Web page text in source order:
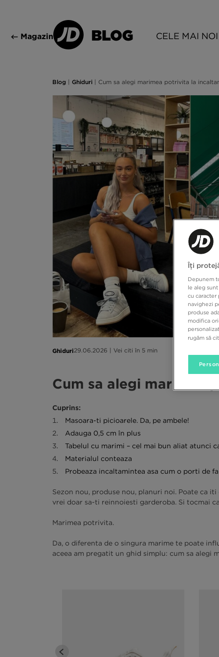
Magazin CELE MAI NOI
Blog | Ghiduri| Cum sa alegi marimea potrivita la
Ghiduri29.06.2026 | Vei citi în 5 min
Cum sa alegi marimea
Cuprins:
Masoara-ti picioarele. Da, pe ambele!
Adauga 0,5 cm în plus
Tabelul cu marimi – cel mai bun aliat atunci
Materialul conteaza
Probeaza incaltamintea asa cum o porti de
Sezon nou, produse nou, planuri noi. Poate ca
vrei doar sa-ti reinnoiesti garderoba. Si tocmai
Marimea potrivita.
Da, o diferenta de o singura marime te poate
aceea am pregatit un ghid simplu: cum sa alegi
Îți
Depunem
le aleg
cu caracter
navighezi
produse
modifica
rugăm să